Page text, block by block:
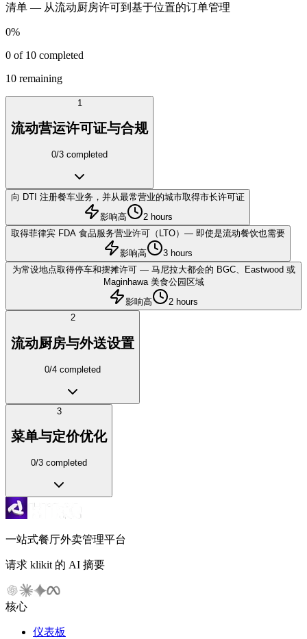
清单 — 从流动厨房许可到基于位置的订单管理
0%
0 of 10 completed
10 remaining
1
流动营运许可证与合规
0/3 completed
向 DTI 注册餐车业务，并从最常营业的城市取得市长许可证
影响高
2 hours
取得菲律宾 FDA 食品服务营业许可（LTO）— 即使是流动餐饮也需要
影响高
3 hours
为常设地点取得停车和摆摊许可 — 马尼拉大都会的 BGC、Eastwood 或
Maginhawa 美食公园区域
影响高
2 hours
2
流动厨房与外送设置
0/4 completed
3
菜单与定价优化
0/3 completed
一站式餐厅外卖管理平台
请求 klikit 的 AI 摘要
核心
仪表板